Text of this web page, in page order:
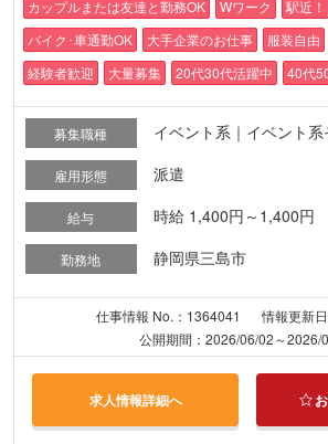
カップルまたは友達と勤務OK
Wワーク 駅近！
バイク･車通勤OK
大手企業のお仕事 服装自由
経験者歓迎
大量募集 20代30代活躍中 40代
募集職種 イベント系｜イベント系
雇用形態 派遣
給与 時給 1,400円～1,400円
勤務地 静岡県三島市
仕事情報 No.：1364041
情報更新
公開期間：2026/06/02～2026/
求人情報詳細へ